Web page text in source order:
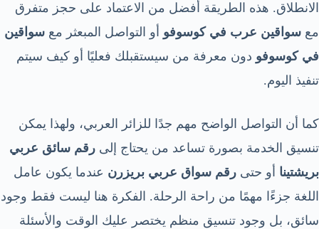
الانطلاق. هذه الطريقة أفضل من الاعتماد على حجز متفرق
مع سواقين عرب في كوسوفو أو التواصل المبعثر مع سواقين
في كوسوفو دون معرفة من سيستقبلك فعليًا أو كيف سيتم
تنفيذ اليوم.
كما أن التواصل الواضح مهم جدًا للزائر العربي، ولهذا يمكن
تنسيق الخدمة بصورة تساعد من يحتاج إلى رقم سائق عربي
بريشتينا أو حتى رقم سواق عربي بريزرن عندما يكون عامل
اللغة جزءًا مهمًا من راحة الرحلة. الفكرة هنا ليست فقط وجود
سائق، بل وجود تنسيق منظم يختصر عليك الوقت والأسئلة